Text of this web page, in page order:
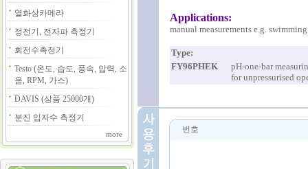
열화상카메라
정전기, 전자파 측정기
회전수측정기
Testo (온도, 습도, 풍속, 압력, 소
음, RPM, 가스)
DAVIS (상품 25000개)
분진 입자수 측정기
more
Applications:
manual measurements e.g.
Type:
FY96PHEK
pH-one-bar
for unpressurised
번호